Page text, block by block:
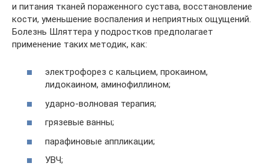
и питания тканей пораженного сустава, восстановление
кости, уменьшение воспаления и неприятных ощущений.
Болезнь Шляттера у подростков предполагает
применение таких методик, как:
электрофорез с кальцием, прокаином,
лидокаином, аминофиллином;
ударно-волновая терапия;
грязевые ванны;
парафиновые аппликации;
УВЧ;